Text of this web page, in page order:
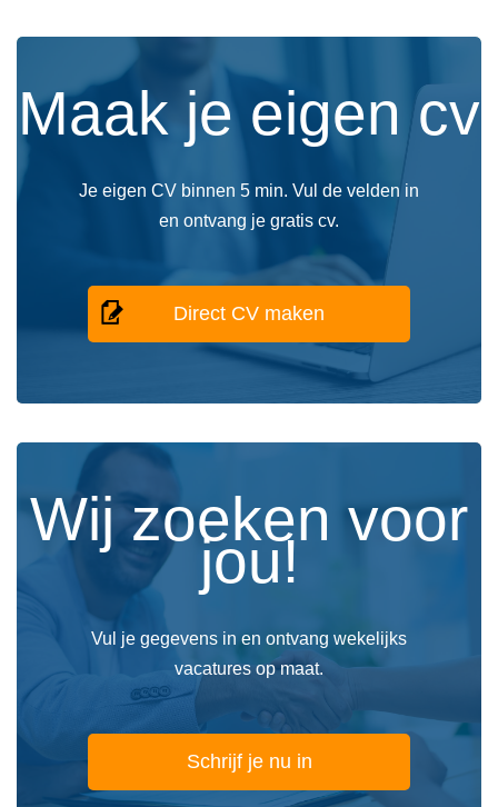
Maak je eigen cv
Je eigen CV binnen 5 min. Vul de velden in
en ontvang je gratis cv.
Direct CV maken
Wij zoeken voor
jou!
Vul je gegevens in en ontvang wekelijks
vacatures op maat.
Schrijf je nu in